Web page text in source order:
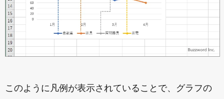
このように凡例が表示されていることで、グラフの